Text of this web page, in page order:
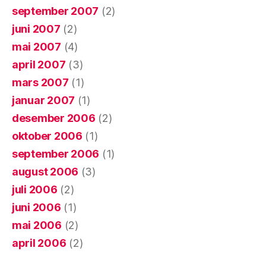
september 2007 (2)
juni 2007 (2)
mai 2007 (4)
april 2007 (3)
mars 2007 (1)
januar 2007 (1)
desember 2006 (2)
oktober 2006 (1)
september 2006 (1)
august 2006 (3)
juli 2006 (2)
juni 2006 (1)
mai 2006 (2)
april 2006 (2)